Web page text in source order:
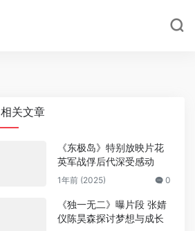
相关文章
《东极岛》特别放映片花
英军战俘后代深受感动
1年前 (2025) 0
《独一无二》曝片段 张婧
仪陈昊森探讨梦想与成长